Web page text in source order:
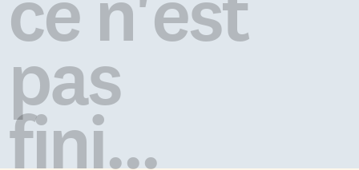
pas
fini...